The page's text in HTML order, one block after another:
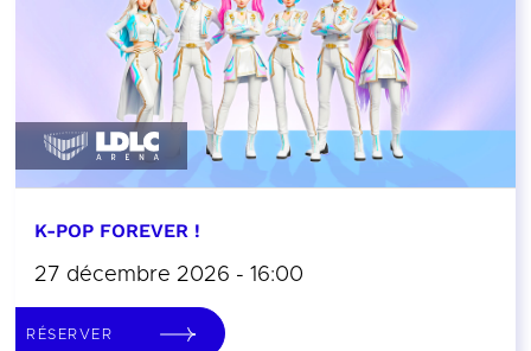
K-POP FOREVER !
27 décembre 2026 - 16:00
RÉSERVER